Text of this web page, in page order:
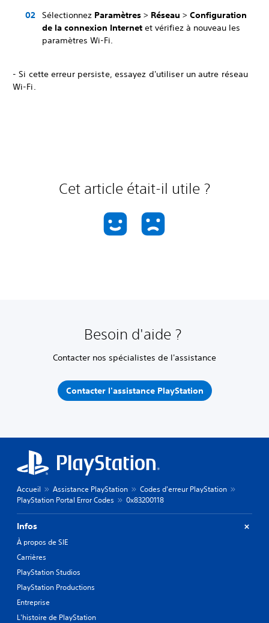
Sélectionnez Paramètres > Réseau > Configuration
de la connexion Internet et vérifiez à nouveau les
paramètres Wi-Fi.
- Si cette erreur persiste, essayez d'utiliser un autre réseau
Wi-Fi.
Cet article était-il utile ?
Besoin d'aide ?
Contacter nos spécialistes de l'assistance
Contacter l'assistance PlayStation
Accueil Assistance PlayStation
Codes d'erreur PlayStation
PlayStation Portal Error Codes
0x83200118
Infos
À propos de SIE
Carrières
PlayStation Studios
PlayStation Productions
Entreprise
L'histoire de PlayStation